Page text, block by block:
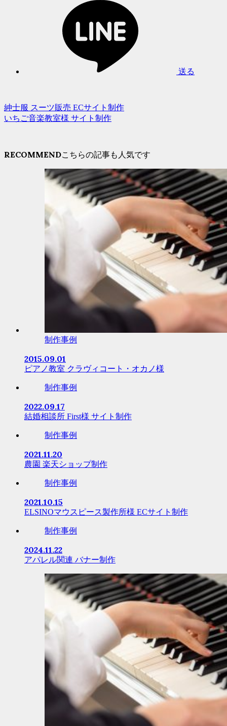
送る
紳士服 スーツ販売 ECサイト制作
いちご音楽教室様 サイト制作
RECOMMEND
制作事例
2015.09.01
ピアノ教室 クラヴィコート・オカノ様
制作事例
2022.09.17
結婚相談所 First様 サイト制作
制作事例
2021.11.20
農園 楽天ショップ制作
制作事例
2021.10.15
ELSINOマウスピース製作所様 ECサイト制作
制作事例
2024.11.22
アパレル関連 バナー制作